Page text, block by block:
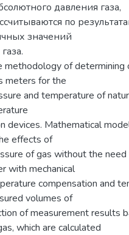
давления газа,
по
значений
methodology of
meters for the
and temperature of
devices. Mathematical
effects of
of gas without the
with mechanical
compensation and
volumes of
of measurement results
which are calculated